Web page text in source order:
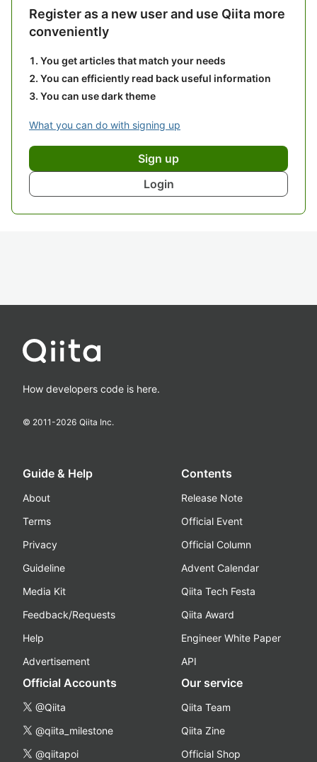
Register as a new user and use Qiita more
conveniently
You get articles that match your needs
You can efficiently read back useful information
You can use dark theme
What you can do with signing up
Sign up
Login
How developers code is here.
© 2011-2026 Qiita Inc.
Guide & Help
About
Terms
Privacy
Guideline
Media Kit
Feedback/Requests
Help
Advertisement
Contents
Release Note
Official Event
Official Column
Advent Calendar
Qiita Tech Festa
Qiita Award
Engineer White Paper
API
Official Accounts
@Qiita
@qiita_milestone
@qiitapoi
Our service
Qiita Team
Qiita Zine
Official Shop